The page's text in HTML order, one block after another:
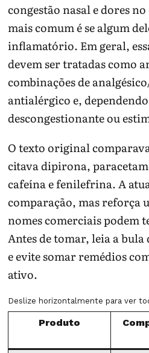
congestão nasal e dores
mais comum é se algum
inflamatório. Em geral,
devem ser tratadas como
combinações de
antialérgico e,
descongestionante ou
O texto original
citava dipirona,
cafeína e fenilefrina. A
comparação, mas reforça
nomes comerciais podem
Antes de tomar, leia a bula
e evite somar remédios
ativo.
Deslize horizontalmente para ver
Produto